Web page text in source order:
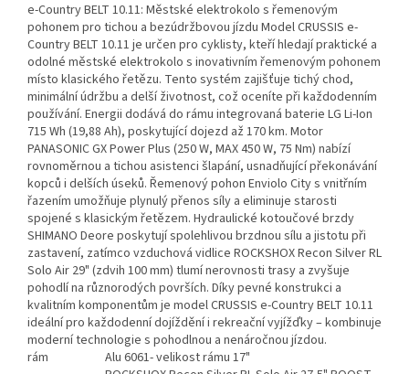
e-Country BELT 10.11: Městské elektrokolo s řemenovým
pohonem pro tichou a bezúdržbovou jízdu Model CRUSSIS e-
Country BELT 10.11 je určen pro cyklisty, kteří hledají praktické a
odolné městské elektrokolo s inovativním řemenovým pohonem
místo klasického řetězu. Tento systém zajišťuje tichý chod,
minimální údržbu a delší životnost, což oceníte při každodenním
používání. Energii dodává do rámu integrovaná baterie LG Li-Ion
715 Wh (19,88 Ah), poskytující dojezd až 170 km. Motor
PANASONIC GX Power Plus (250 W, MAX 450 W, 75 Nm) nabízí
rovnoměrnou a tichou asistenci šlapání, usnadňující překonávání
kopců i delších úseků. Řemenový pohon Enviolo City s vnitřním
řazením umožňuje plynulý přenos síly a eliminuje starosti
spojené s klasickým řetězem. Hydraulické kotoučové brzdy
SHIMANO Deore poskytují spolehlivou brzdnou sílu a jistotu při
zastavení, zatímco vzduchová vidlice ROCKSHOX Recon Silver RL
Solo Air 29" (zdvih 100 mm) tlumí nerovnosti trasy a zvyšuje
pohodlí na různorodých površích. Díky pevné konstrukci a
kvalitním komponentům je model CRUSSIS e-Country BELT 10.11
ideální pro každodenní dojíždění i rekreační vyjížďky – kombinuje
moderní technologie s pohodlnou a nenáročnou jízdou.
rám
Alu 6061- velikost rámu 17"